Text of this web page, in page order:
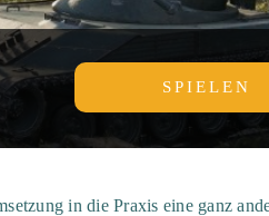
SPIELEN
in die Praxis eine ganz